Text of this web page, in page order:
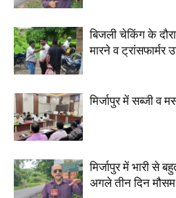
बिजली चेकिंग के
मारने व
मिर्जापुर में सब्जी व
मिर्जापुर में भारी से
अगले तीन दिन मौसम